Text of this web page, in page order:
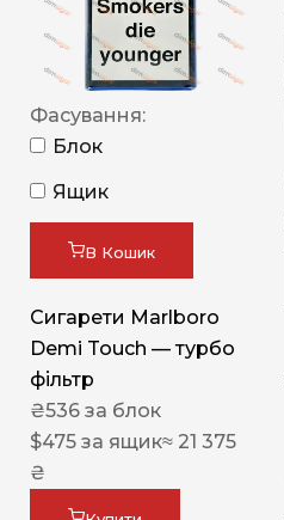
Фасування:
Блок
Ящик
В Кошик
Сигарети Marlboro
Demi Touch — турбо
фільтр
₴536 за блок
$475 за ящик≈ 21 375
₴